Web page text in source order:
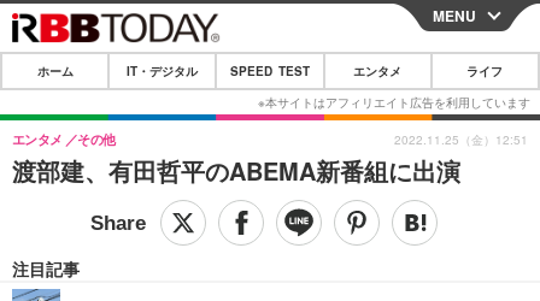
CLOSE
ホーム
IT・デジタル
IT・デジタルTOP スマートフォン
ネタ ガジェット・ツール
SPEED TEST
エンタメ
ライフ
MENU
ホーム IT・デジタル SPEED TEST エンタメ ライフ
渡部建、有田哲平のABEMA新番組に出演
エンタメ その他
注目記事
2022.11.25（金）12:51